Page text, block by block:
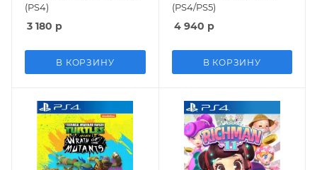
(PS4)
3 180 р
В КОРЗИНУ
(PS4/PS5)
4 940 р
В КОРЗИНУ